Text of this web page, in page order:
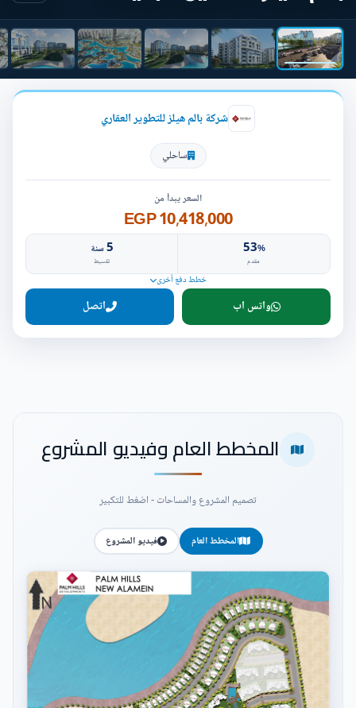
شركة بالم هيلز للتطوير العقاري
ساحلي
السعر يبدأ من
10,418,000 EGP
53%
مقدم
5سنة
تقسيط
خطط دفع أخرى
واتس اب اتصل
المخطط العام وفيديو المشروع
تصميم المشروع والمساحات - اضغط للتكبير
المخطط العام فيديو المشروع